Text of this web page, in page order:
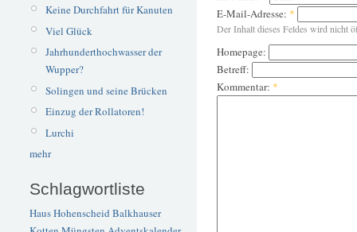
Keine Durchfahrt für Kanuten
Viel Glück
Jahrhunderthochwasser der
Wupper?
Solingen und seine Brücken
Einzug der Rollatoren!
Lurchi
mehr
Schlagwortliste
Haus Hohenscheid Balkhauser
E-Mail-Adresse: *
Der Inhalt dieses Feldes wird nicht
Homepage:
Betreff:
Kommentar: *